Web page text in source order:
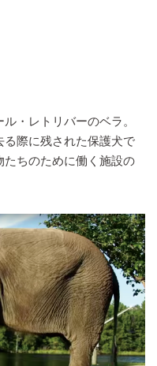
・レトリバーのベラ。
際に残された保護犬で
ちのために働く施設の